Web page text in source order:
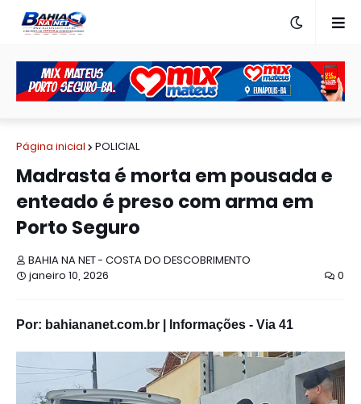
Página inicial POLICIAL
Madrasta é morta em pousada e
enteado é preso com arma em
Porto Seguro
BAHIA NA NET - COSTA DO DESCOBRIMENTO
janeiro 10, 2026
0
Por: bahiananet.com.br | Informações - Via 41